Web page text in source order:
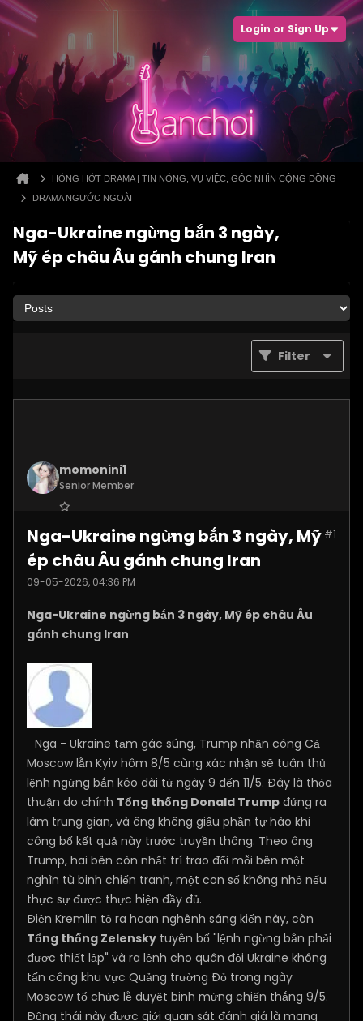
Login or Sign Up
HÓNG HỚT DRAMA | TIN NÓNG, VỤ VIỆC, GÓC NHÌN CỘNG ĐỒNG
DRAMA NGƯỚC NGOÀI
Nga-Ukraine ngừng bắn 3 ngày,
Mỹ ép châu Âu gánh chung Iran
Filter
momonini1
Senior Member
Posts: 5399 #1
Nga-Ukraine ngừng bắn 3 ngày, Mỹ
ép châu Âu gánh chung Iran
09-05-2026, 04:36 PM
Nga-Ukraine ngừng bắn 3 ngày, Mỹ ép châu Âu
gánh chung Iran
Nga - Ukraine tạm gác súng, Trump nhận công Cả
Moscow lẫn Kyiv hôm 8/5 cùng xác nhận sẽ tuân thủ
lệnh ngừng bắn kéo dài từ ngày 9 đến 11/5. Đây là thỏa
thuận do chính Tổng thống Donald Trump đứng ra
làm trung gian, và ông không giấu phần tự hào khi
công bố kết quả này trước truyền thông. Theo ông
Trump, hai bên còn nhất trí trao đổi mỗi bên một
nghìn tù binh chiến tranh, một con số không nhỏ nếu
thực sự được thực hiện đầy đủ.
Điện Kremlin tỏ ra hoan nghênh sáng kiến này, còn
Tổng thống Zelensky tuyên bố "lệnh ngừng bắn phải
được thiết lập" và ra lệnh cho quân đội Ukraine không
tấn công khu vực Quảng trường Đỏ trong ngày
Moscow tổ chức lễ duyệt binh mừng chiến thắng 9/5.
Động thái này được giới quan sát đánh giá là mang